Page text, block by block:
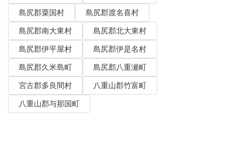
島尻郡粟国村
島尻郡渡名喜村
島尻郡南大東村
島尻郡北大東村
島尻郡伊平屋村
島尻郡伊是名村
島尻郡久米島町
島尻郡八重瀬町
宮古郡多良間村
八重山郡竹富町
八重山郡与那国町